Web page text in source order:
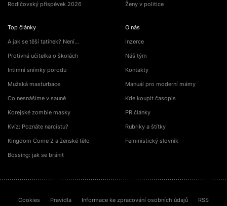
Rodičovský příspěvek 2026
Top články
A jak se těší tatínek? Není…
Protivná učitelka o školách
Intimní snímky porodu
Mužská masturbace
Co nesnášíme v sauně
Korejské zombie masky
Kvíz: Poznáte narcistu?
Kingdom Come 2 a ženské tělo
Bossing: jak se bránit
Ženy v politice
O nás
Inzerce
Náš tým
Kontakty
Manuál pro moderní mámy
Kde koupit časopis
PR články
Rubriky a štítky
Feministický slovník
Cookies Pravidla Informace ke zpracování osobních údajů RSS